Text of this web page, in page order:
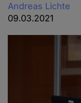
Andreas Lichte
09.03.2021